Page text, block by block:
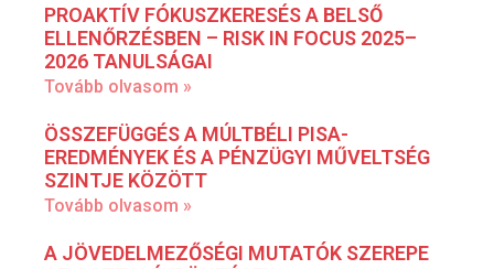
PROAKTÍV FÓKUSZKERESÉS A BELSŐ
ELLENŐRZÉSBEN – RISK IN FOCUS 2025–
2026 TANULSÁGAI
Tovább olvasom »
ÖSSZEFÜGGÉS A MÚLTBÉLI PISA-
EREDMÉNYEK ÉS A PÉNZÜGYI MŰVELTSÉG
SZINTJE KÖZÖTT
Tovább olvasom »
A JÖVEDELMEZŐSÉGI MUTATÓK SZEREPE